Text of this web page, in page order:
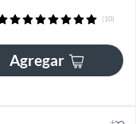
(10)
Agregar